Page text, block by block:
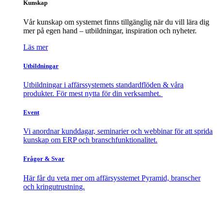
Kunskap
Vår kunskap om systemet finns tillgänglig när du vill lära dig
mer på egen hand – utbildningar, inspiration och nyheter.
Läs mer
Utbildningar
Utbildningar i affärssystemets standardflöden & våra
produkter. För mest nytta för din verksamhet.
Event
Vi anordnar kunddagar, seminarier och webbinar för att sprida
kunskap om ERP och branschfunktionalitet.
Frågor & Svar
Här får du veta mer om affärsysstemet Pyramid, branscher
och kringutrustning.